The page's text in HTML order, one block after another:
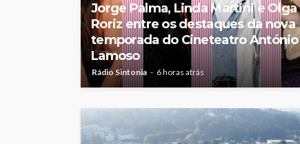
Jorge Palma, Linda Martini e Olga
Roriz entre os destaques da nova
temporada do Cineteatro António
Lamoso
Rádio Sintonia 6 horas atrás